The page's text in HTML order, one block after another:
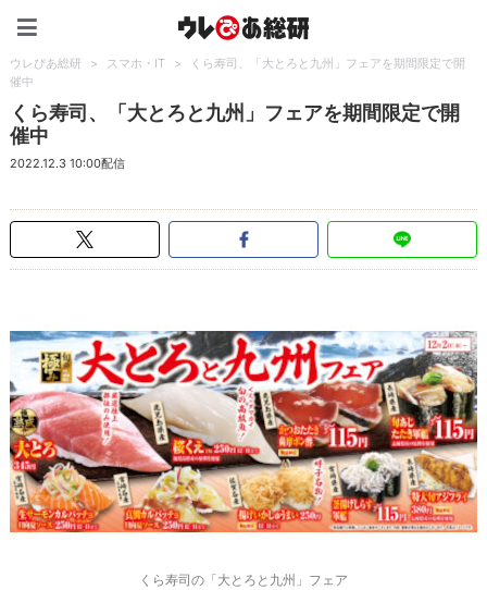
ウレぴあ総研 > スマホ・IT >
くら寿司、「大とろと九州」フェアを期間限定で開
催中
くら寿司、「大とろと九州」フェアを期間限定で開
催中
2022.12.3 10:00配信
くら寿司の「大とろと九州」フェア